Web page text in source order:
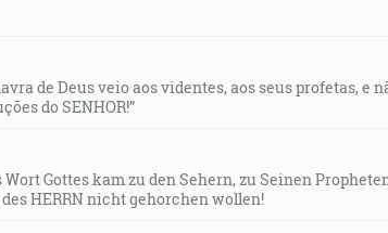
de Deus veio aos videntes, aos seus profetas, e
do SENHOR!”
Wort Gottes kam zu den Sehern, zu Seinen
HERRN nicht gehorchen wollen!